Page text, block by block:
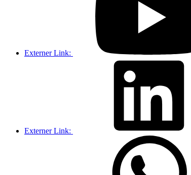
Externer Link:
Externer Link: